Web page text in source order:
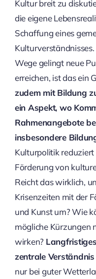
Kultur breit zu
die eigene
Schaffung eines
Wege gelingt neue
erreichen, ist das ein
zudem mit Bildung
ein Aspekt, wo
Rahmenangebote
insbesondere
Kulturpolitik
Förderung von
Reicht das wirklich,
Krisenzeiten mit der
und Kunst um? Wie
mögliche Kürzungen
wirken? Langfristiges
zentrale
nur bei guter